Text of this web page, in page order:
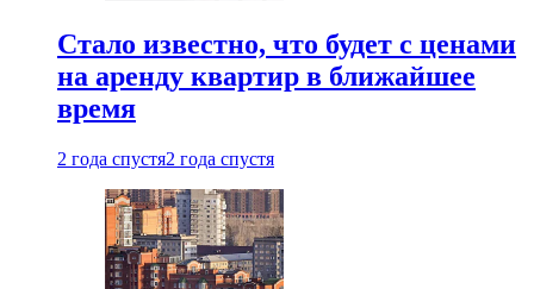
Стало известно, что будет с ценами
на аренду квартир в ближайшее
время
2 года спустя2 года спустя